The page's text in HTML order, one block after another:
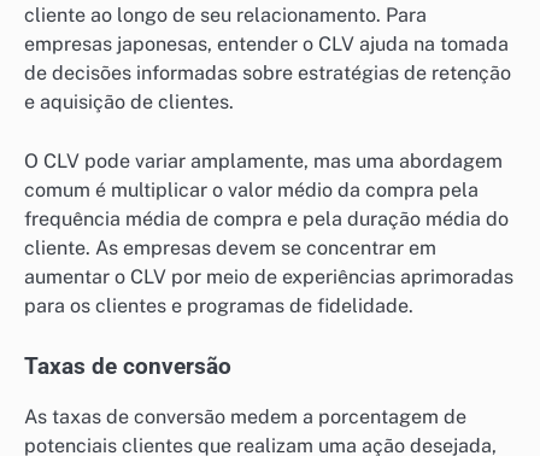
cliente ao longo de seu relacionamento. Para
empresas japonesas, entender o CLV ajuda na tomada
de decisões informadas sobre estratégias de retenção
e aquisição de clientes.
O CLV pode variar amplamente, mas uma abordagem
comum é multiplicar o valor médio da compra pela
frequência média de compra e pela duração média do
cliente. As empresas devem se concentrar em
aumentar o CLV por meio de experiências aprimoradas
para os clientes e programas de fidelidade.
Taxas de conversão
As taxas de conversão medem a porcentagem de
potenciais clientes que realizam uma ação desejada,